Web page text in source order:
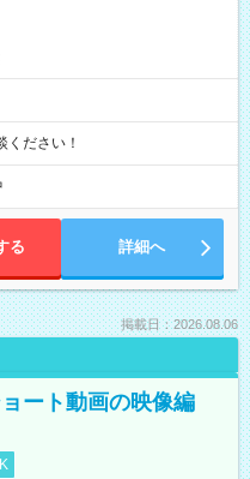
ださい！
る 詳細へ
掲載日：2026.08.06
ート動画の映像編